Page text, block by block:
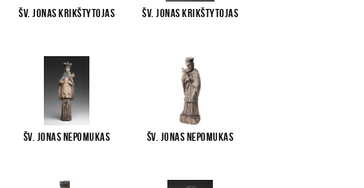
Šv. Jonas Krikštytojas
Šv. Jonas Krikštytojas
Šv. Jonas Nepomukas Šv. Jonas Nepomukas